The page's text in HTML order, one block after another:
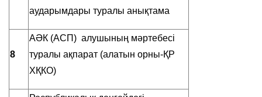
аударымдары туралы анықтама
8
АӘК (АСП) алушының мәртебесі
туралы ақпарат (алатын орны-ҚР
ХҚКО)